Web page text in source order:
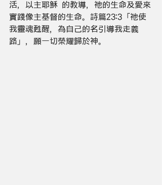
活，以主耶穌 的教導，祂的生命及愛來
實踐像主基督的生命。詩篇23:3「祂使
我靈魂甦醒，為自己的名引導我走義
路」，願一切榮耀歸於神。